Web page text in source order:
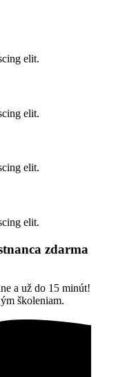
elit.
elit.
elit.
elit.
zdarma
a už do 15 minút!
školeniam.